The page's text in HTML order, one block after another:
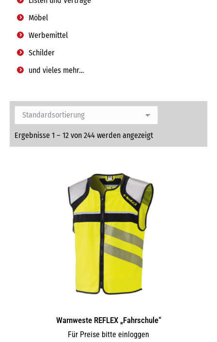
Möbel
Werbemittel
Schilder
und vieles mehr…
Ergebnisse 1 – 12 von 244 werden angezeigt
Warnweste REFLEX „Fahrschule“
Für Preise bitte einloggen